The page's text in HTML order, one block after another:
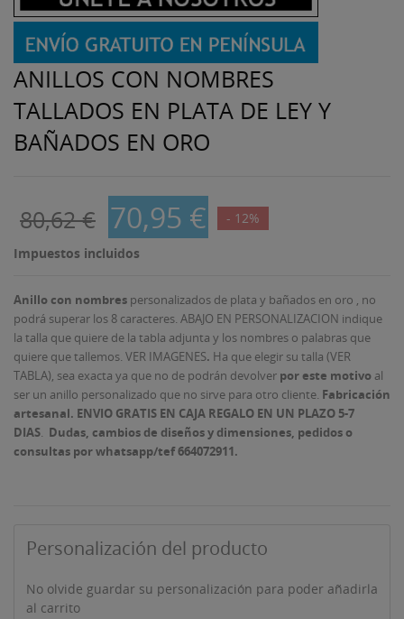
ANILLOS CON NOMBRES
TALLADOS EN PLATA DE LEY Y
BAÑADOS EN ORO
80,62 € 70,95 € - 12%
Impuestos incluidos
Anillo con nombres personalizados de plata y bañados en oro , no
podrá superar los 8 caracteres. ABAJO EN PERSONALIZACION indique
la talla que quiere de la tabla adjunta y los nombres o palabras que
quiere que tallemos. VER IMAGENES. Ha que elegir su talla (VER
TABLA), sea exacta ya que no de podrán devolver por este motivo al
ser un anillo personalizado que no sirve para otro cliente. Fabricación
artesanal. ENVIO GRATIS EN CAJA REGALO EN UN PLAZO 5-7
DIAS Dudas, cambios de diseños y dimensiones, pedidos o
consultas por whatsapp/tef 664072911.
Personalización del producto
No olvide guardar su personalización para poder añadirla
al carrito